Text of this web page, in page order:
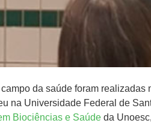
da saúde foram realizadas
na Universidade Federal de
Biociências e Saúde da